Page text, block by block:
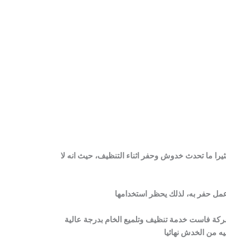
ما تحدث خدوش وحفر اثناء التنظيف، حيث انه لا
فاست خدمة تنظيف وتلميع الخام بدرجة عالية
من الخدش نهائيا